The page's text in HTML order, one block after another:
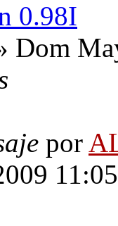
0.98I
Dom
por